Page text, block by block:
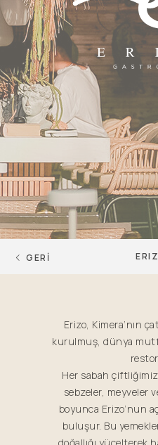
GERİ
Erizo, Kimera’nın
kurulmuş, dünya
Her sabah
sebzeler, meyveler
boyunca Erizo’nun
buluşur. Bu